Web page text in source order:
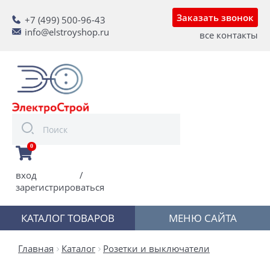
+7 (499) 500-96-43
info@elstroyshop.ru
Заказать звонок
все контакты
0
вход
/
зарегистрироваться
КАТАЛОГ ТОВАРОВ МЕНЮ САЙТА
Главная Каталог
Розетки и выключатели